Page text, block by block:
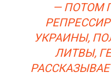
— ПОТОМ
УКРАИНЫ,
ЛИТВЫ,